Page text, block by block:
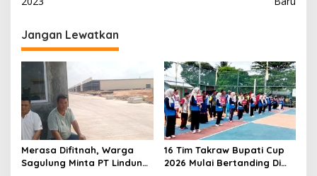
i
g
a
i
p
o
s
Jangan Lewatkan
Merasa Difitnah, Warga
Sagulung Minta PT Lindung
16 Tim Takraw Bupati Cup
2026 Mulai Bertanding Di